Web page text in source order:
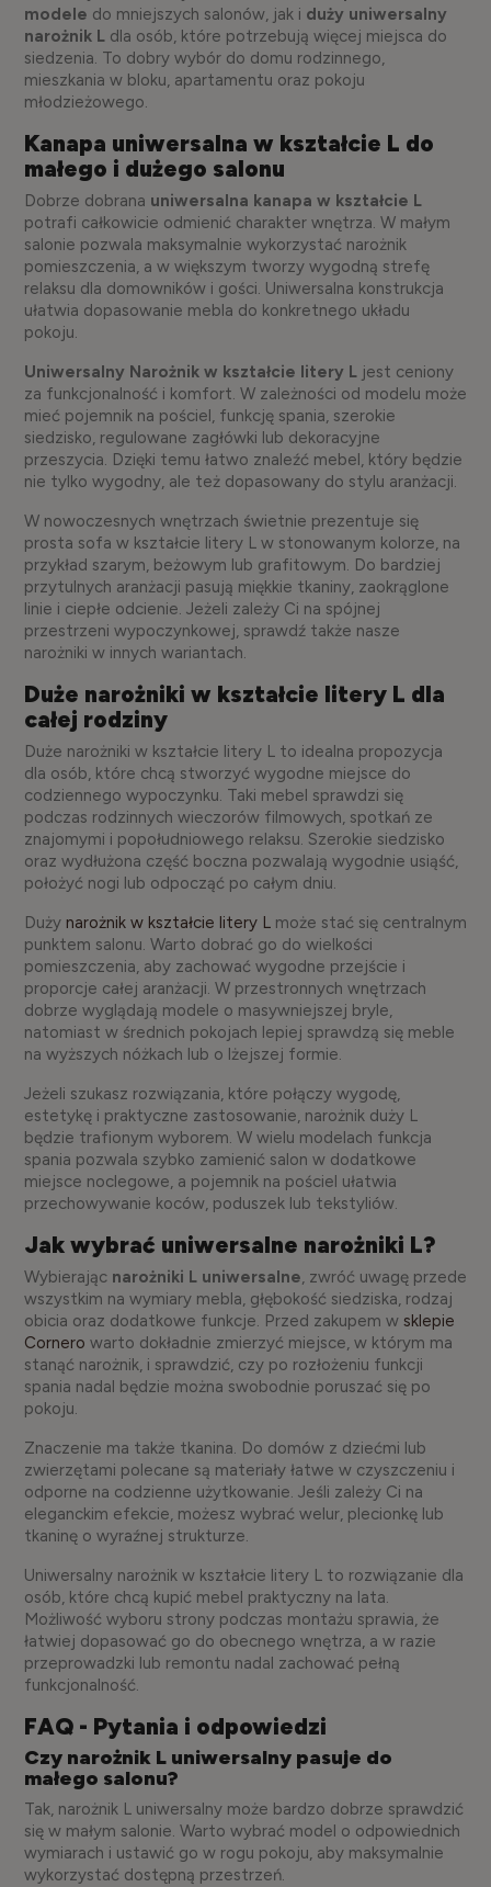
modele do mniejszych salonów, jak i duży uniwersalny
narożnik Ldla osób, które potrzebują więcej miejsca do
siedzenia. To dobry wybór do domu rodzinnego,
mieszkania w bloku, apartamentu oraz pokoju
młodzieżowego.
Kanapa uniwersalna w kształcie L do
małego i dużego salonu
Dobrze dobrana uniwersalna kanapa w kształcie L
potrafi całkowicie odmienić charakter wnętrza. W małym
salonie pozwala maksymalnie wykorzystać narożnik
pomieszczenia, a w większym tworzy wygodną strefę
relaksu dla domowników i gości. Uniwersalna konstrukcja
ułatwia dopasowanie mebla do konkretnego układu
pokoju.
Uniwersalny Narożnik w kształcie litery Ljest ceniony
za funkcjonalność i komfort. W zależności od modelu może
mieć pojemnik na pościel, funkcję spania, szerokie
siedzisko, regulowane zagłówki lub dekoracyjne
przeszycia. Dzięki temu łatwo znaleźć mebel, który będzie
nie tylko wygodny, ale też dopasowany do stylu aranżacji.
W nowoczesnych wnętrzach świetnie prezentuje się
prosta sofa w kształcie litery L w stonowanym kolorze, na
przykład szarym, beżowym lub grafitowym. Do bardziej
przytulnych aranżacji pasują miękkie tkaniny, zaokrąglone
linie i ciepłe odcienie. Jeżeli zależy Ci na spójnej
przestrzeni wypoczynkowej, sprawdź także nasze
narożniki w innych wariantach.
Duże narożniki w kształcie litery L dla
całej rodziny
Duże narożniki w kształcie litery L to idealna propozycja
dla osób, które chcą stworzyć wygodne miejsce do
codziennego wypoczynku. Taki mebel sprawdzi się
podczas rodzinnych wieczorów filmowych, spotkań ze
znajomymi i popołudniowego relaksu. Szerokie siedzisko
oraz wydłużona część boczna pozwalają wygodnie usiąść,
położyć nogi lub odpocząć po całym dniu.
Duży narożnik w kształcie litery Lmoże stać się centralnym
punktem salonu. Warto dobrać go do wielkości
pomieszczenia, aby zachować wygodne przejście i
proporcje całej aranżacji. W przestronnych wnętrzach
dobrze wyglądają modele o masywniejszej bryle,
natomiast w średnich pokojach lepiej sprawdzą się meble
na wyższych nóżkach lub o lżejszej formie.
Jeżeli szukasz rozwiązania, które połączy wygodę,
estetykę i praktyczne zastosowanie, narożnik duży L
będzie trafionym wyborem. W wielu modelach funkcja
spania pozwala szybko zamienić salon w dodatkowe
miejsce noclegowe, a pojemnik na pościel ułatwia
przechowywanie koców, poduszek lub tekstyliów.
Jak wybrać uniwersalne narożniki L?
Wybierając narożniki L uniwersalne, zwróć uwagę przede
wszystkim na wymiary mebla, głębokość siedziska, rodzaj
obicia oraz dodatkowe funkcje. Przed zakupem w sklepie
Cornero warto dokładnie zmierzyć miejsce, w którym ma
stanąć narożnik, i sprawdzić, czy po rozłożeniu funkcji
spania nadal będzie można swobodnie poruszać się po
pokoju.
Znaczenie ma także tkanina. Do domów z dziećmi lub
zwierzętami polecane są materiały łatwe w czyszczeniu i
odporne na codzienne użytkowanie. Jeśli zależy Ci na
eleganckim efekcie, możesz wybrać welur, plecionkę lub
tkaninę o wyraźnej strukturze.
Uniwersalny narożnik w kształcie litery L to rozwiązanie dla
osób, które chcą kupić mebel praktyczny na lata.
Możliwość wyboru strony podczas montażu sprawia, że
łatwiej dopasować go do obecnego wnętrza, a w razie
przeprowadzki lub remontu nadal zachować pełną
funkcjonalność.
FAQ - Pytania i odpowiedzi
Czy narożnik L uniwersalny pasuje do
małego salonu?
Tak, narożnik L uniwersalny może bardzo dobrze sprawdzić
się w małym salonie. Warto wybrać model o odpowiednich
wymiarach i ustawić go w rogu pokoju, aby maksymalnie
wykorzystać dostępną przestrzeń.